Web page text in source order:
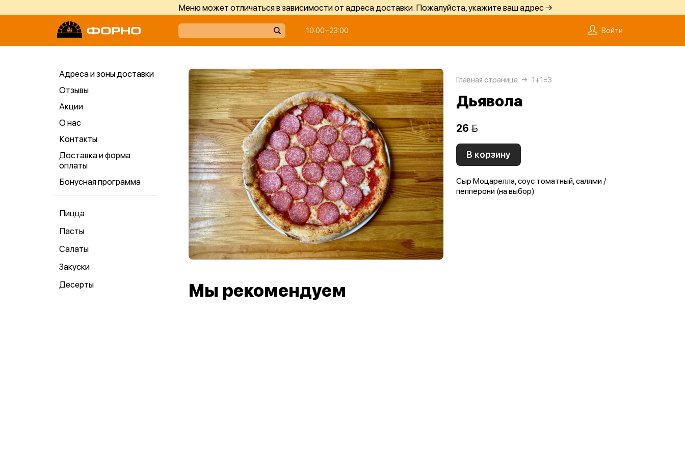
Меню может отличаться в зависимости от адреса доставки. Пожалуйста, укажите ваш адрес →
10:00−23:00 Войти
Адреса и зоны доставки
Отзывы
Акции
О нас
Контакты
Доставка и форма
оплаты
Бонусная программа
Пицца
Пасты
Салаты
Закуски
Десерты
Главная страница 1+1=3
Дьявола
26 
В корзину
Сыр Моцарелла, соус томатный, салями /
пепперони (на выбор)
Мы рекомендуем